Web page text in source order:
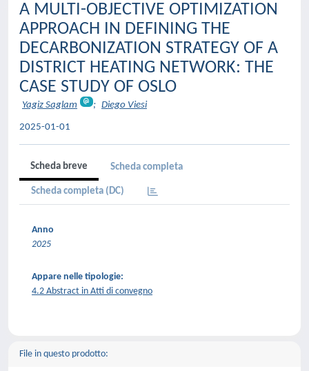
A MULTI-OBJECTIVE OPTIMIZATION
APPROACH IN DEFINING THE
DECARBONIZATION STRATEGY OF A
DISTRICT HEATING NETWORK: THE
CASE STUDY OF OSLO
Yagiz Saglam ; Diego Viesi
2025-01-01
Scheda breve Scheda completa
Scheda completa (DC)
Anno
2025
Appare nelle tipologie:
4.2 Abstract in Atti di convegno
File in questo prodotto: